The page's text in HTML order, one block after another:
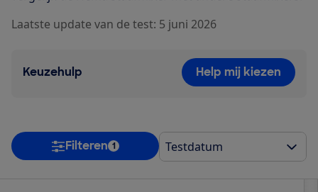
Laatste update van de test: 5 juni 2026
Keuzehulp Help mij kiezen
Filteren 1